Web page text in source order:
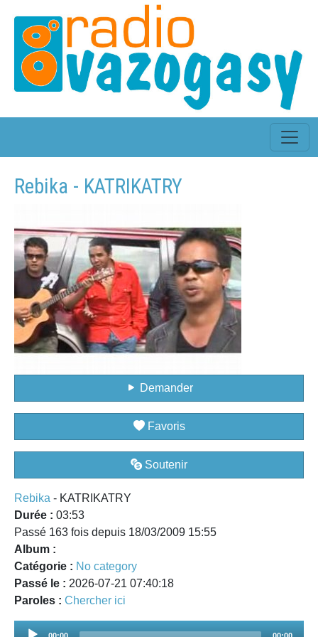
Rebika - KATRIKATRY
Demander
Favoris
Soutenir
Rebika - KATRIKATRY
Durée : 03:53
Passé 163 fois depuis 18/03/2009 15:55
Album :
Catégorie : No category
Passé le : 2026-07-21 07:40:18
Paroles : Chercher ici
Audio